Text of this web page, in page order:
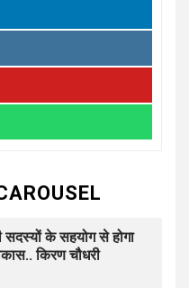
में लाखों की चोरी,
और कबाड़ी पर लगाए
हर्षवर्धन सिंह
के सहयोग से होगा
किरण चौधरी